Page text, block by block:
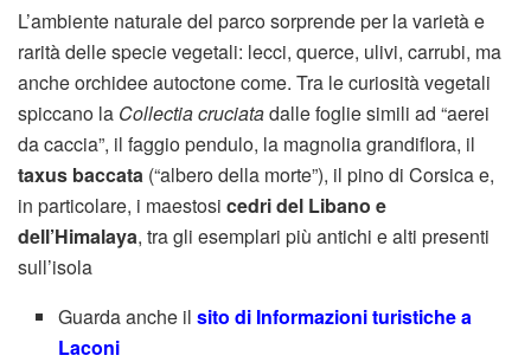
L’ambiente naturale del parco sorprende per la varietà e
rarità delle specie vegetali: lecci, querce, ulivi, carrubi, ma
anche orchidee autoctone come. Tra le curiosità vegetali
spiccano la Collectia cruciatadalle foglie simili ad “aerei
da caccia”, il faggio pendulo, la magnolia grandiflora, il
taxus baccata (“albero della morte”), il pino di Corsica e,
in particolare, i maestosi cedri del Libano e
dell’Himalaya, tra gli esemplari più antichi e alti presenti
sull’isola
Guarda anche il sito di Informazioni turistiche a
Laconi